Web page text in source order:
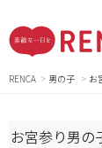
RENCA 男の子 お
お宮参り男